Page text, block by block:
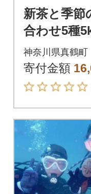
新茶と季節
合わせ5種
な味が楽し
直送みかん
受付】
神奈川県真鶴町
寄付金額